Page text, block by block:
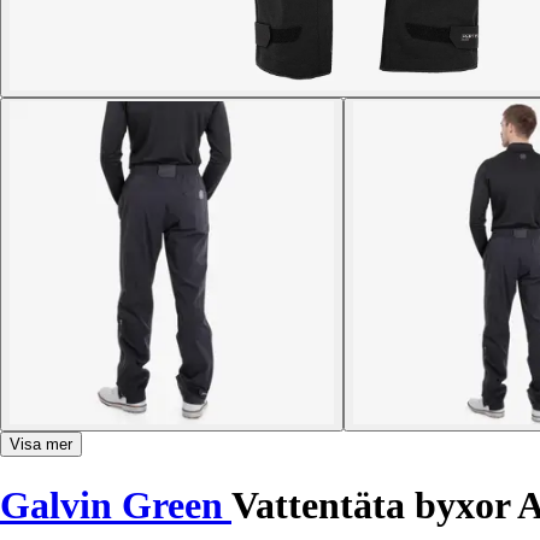
Visa mer
Galvin Green Vattentäta byxor